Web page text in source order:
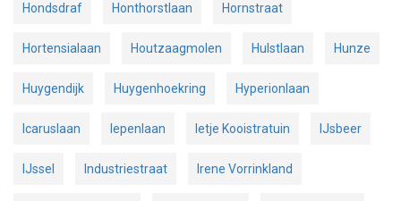
Hondsdraf Honthorstlaan Hornstraat
Hortensialaan Houtzaagmolen Hulstlaan Hunze
Huygendijk Huygenhoekring Hyperionlaan
Icaruslaan Iepenlaan Ietje Kooistratuin IJsbeer
IJssel Industriestraat Irene Vorrinkland